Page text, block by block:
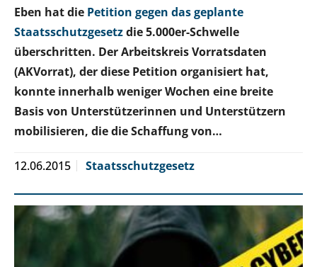
Eben hat die Petition gegen das geplante
Staatsschutzgesetzdie 5.000er-Schwelle
überschritten. Der Arbeitskreis Vorratsdaten
(AKVorrat), der diese Petition organisiert hat,
konnte innerhalb weniger Wochen eine breite
Basis von Unterstützerinnen und Unterstützern
mobilisieren, die die Schaffung von…
12.06.2015 Staatsschutzgesetz